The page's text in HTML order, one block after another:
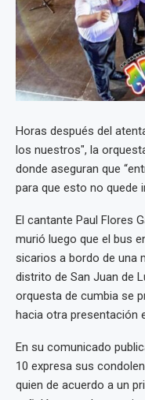
Horas después del
los nuestros", la
donde aseguran que
para que esto no quede
El cantante Paul Flores
murió luego que el bus
sicarios a bordo de una
distrito de San Juan de
orquesta de cumbia se
hacia otra presentación
En su comunicado
10 expresa sus
quien de acuerdo a un